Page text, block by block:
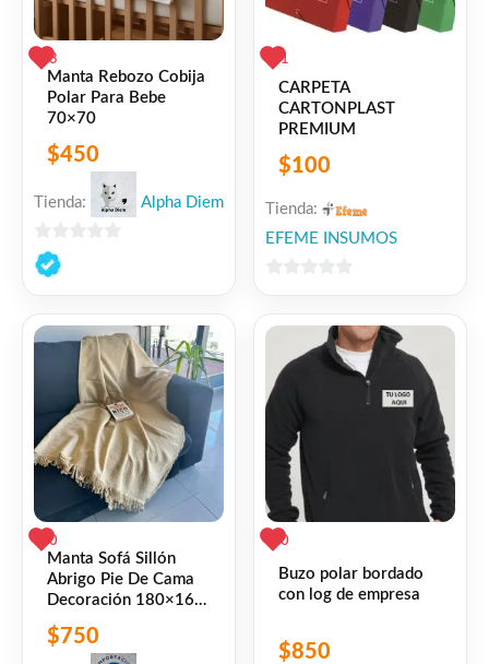
3
Manta Rebozo Cobija
Polar Para Bebe
70×70
$450
Tienda: Alpha Diem
0
de
1
CARPETA
CARTONPLAST
PREMIUM
$100
Tienda:
EFEME INSUMOS
5
0
Manta Sofá Sillón
Abrigo Pie De Cama
Decoración 180×165
Cm Camel Lisa
$750
0
Buzo polar bordado
con log de empresa
$850